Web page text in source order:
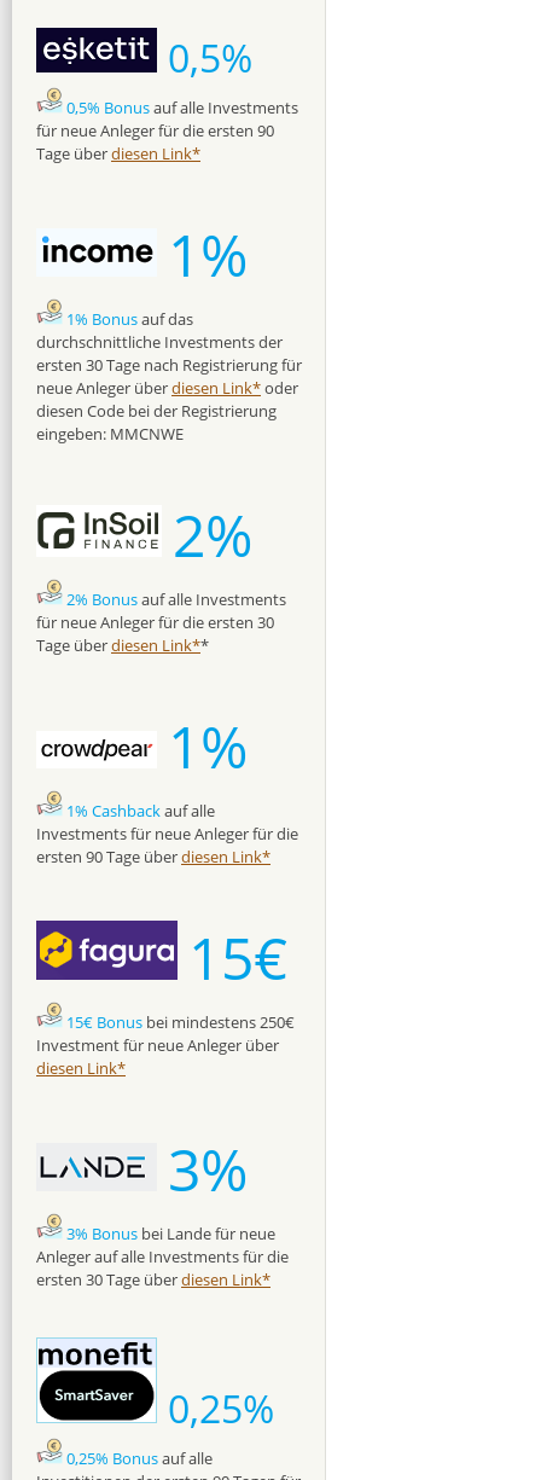
0,5%
0,5% Bonusauf alle Investments
für neue Anleger für die ersten 90
Tage überdiesen Link*
1%
1% Bonusauf das
durchschnittliche Investments der
ersten 30 Tage nach Registrierung für
neue Anleger überdiesen Link*oder
diesen Code bei der Registrierung
eingeben: MMCNWE
2%
2% Bonusauf alle Investments
für neue Anleger für die ersten 30
Tage überdiesen Link**
1%
1% Cashbackauf alle
Investments für neue Anleger für die
ersten 90 Tage überdiesen Link*
15€
15€ Bonus bei mindestens 250€
Investment für neue Anleger über
diesen Link*
3%
3% Bonus bei Lande für neue
Anleger auf alle Investments für die
ersten 30 Tage überdiesen Link*
0,25%
0,25% Bonusauf alle